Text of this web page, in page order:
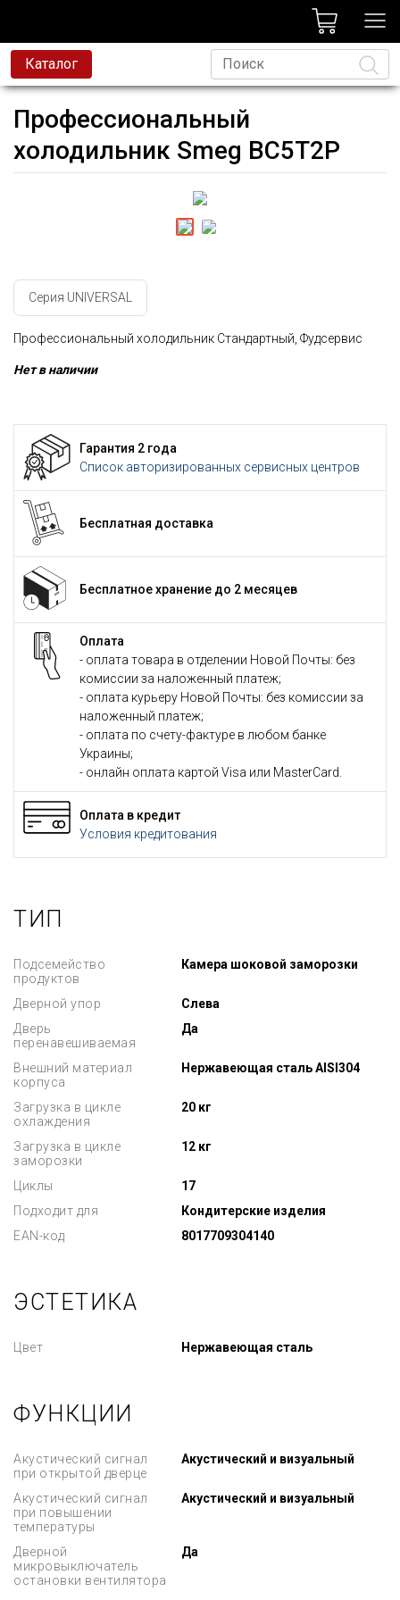
Каталог
Профессиональный
холодильник Smeg BC5T2P
Серия UNIVERSAL
Профессиональный холодильник Стандартный, Фудсервис
Нет в наличии
Гарантия 2 года
Список авторизированных сервисных центров
Бесплатная доставка
Бесплатное хранение до 2 месяцев
Оплата
- оплата товара в отделении Новой Почты: без
комиссии за наложенный платеж;
- оплата курьеру Новой Почты: без комиссии за
наложенный платеж;
- оплата по счету-фактуре в любом банке
Украины;
- онлайн оплата картой Visa или MasterCard.
Оплата в кредит
Условия кредитования
ТИП
Подсемейство
продуктов
Камера шоковой заморозки
Дверной упор
Слева
Дверь
перенавешиваемая
Да
Внешний материал
корпуса
Нержавеющая сталь AISI304
Загрузка в цикле
охлаждения
20 кг
Загрузка в цикле
заморозки
12 кг
Циклы
17
Подходит для
Кондитерские изделия
EAN-код
8017709304140
ЭСТЕТИКА
Цвет Нержавеющая сталь
ФУНКЦИИ
Акустический сигнал
при открытой дверце
Акустический и визуальный
Акустический сигнал
при повышении
температуры
Акустический и визуальный
Дверной
микровыключатель
остановки вентилятора
Да